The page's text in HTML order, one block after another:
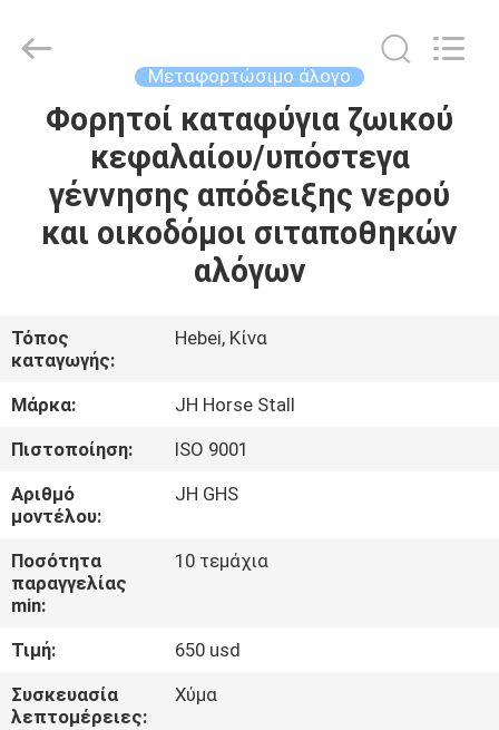
ΣΠΊΤΙ
ΠΡΟΪΌΝΤΑ
ΓΎΡΟΣ
ΕΡΓΟΣΤΑΣΊΩΝ
ΠΟΙΟΤΙΚΌΣ
ΈΛΕΓΧΟΣ
ΜΑΣ
ΣΕ
ΕΠΑΦΉ
products
Reserved.
Μεταφορτώσιμο άλογο
Φορητοί καταφύγια ζωικού
κεφαλαίου/υπόστεγα
γέννησης απόδειξης νερού
και οικοδόμοι σιταποθηκών
αλόγων
Τόπος
καταγωγής:
Hebei, Κίνα
Μάρκα:
JH Horse Stall
Πιστοποίηση:
ISO 9001
Αριθμό
μοντέλου:
JH GHS
Ποσότητα
παραγγελίας
min:
10 τεμάχια
Τιμή:
650 usd
Συσκευασία
λεπτομέρειες:
Χύμα